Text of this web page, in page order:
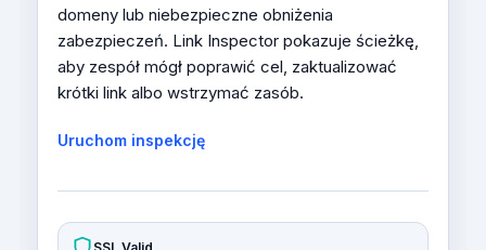
domeny lub niebezpieczne obniżenia
zabezpieczeń. Link Inspector pokazuje ścieżkę,
aby zespół mógł poprawić cel, zaktualizować
krótki link albo wstrzymać zasób.
Uruchom inspekcję
SSL Valid